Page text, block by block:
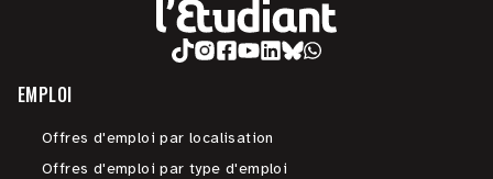
EMPLOI
Offres d'emploi par localisation
Offres d'emploi par type d'emploi